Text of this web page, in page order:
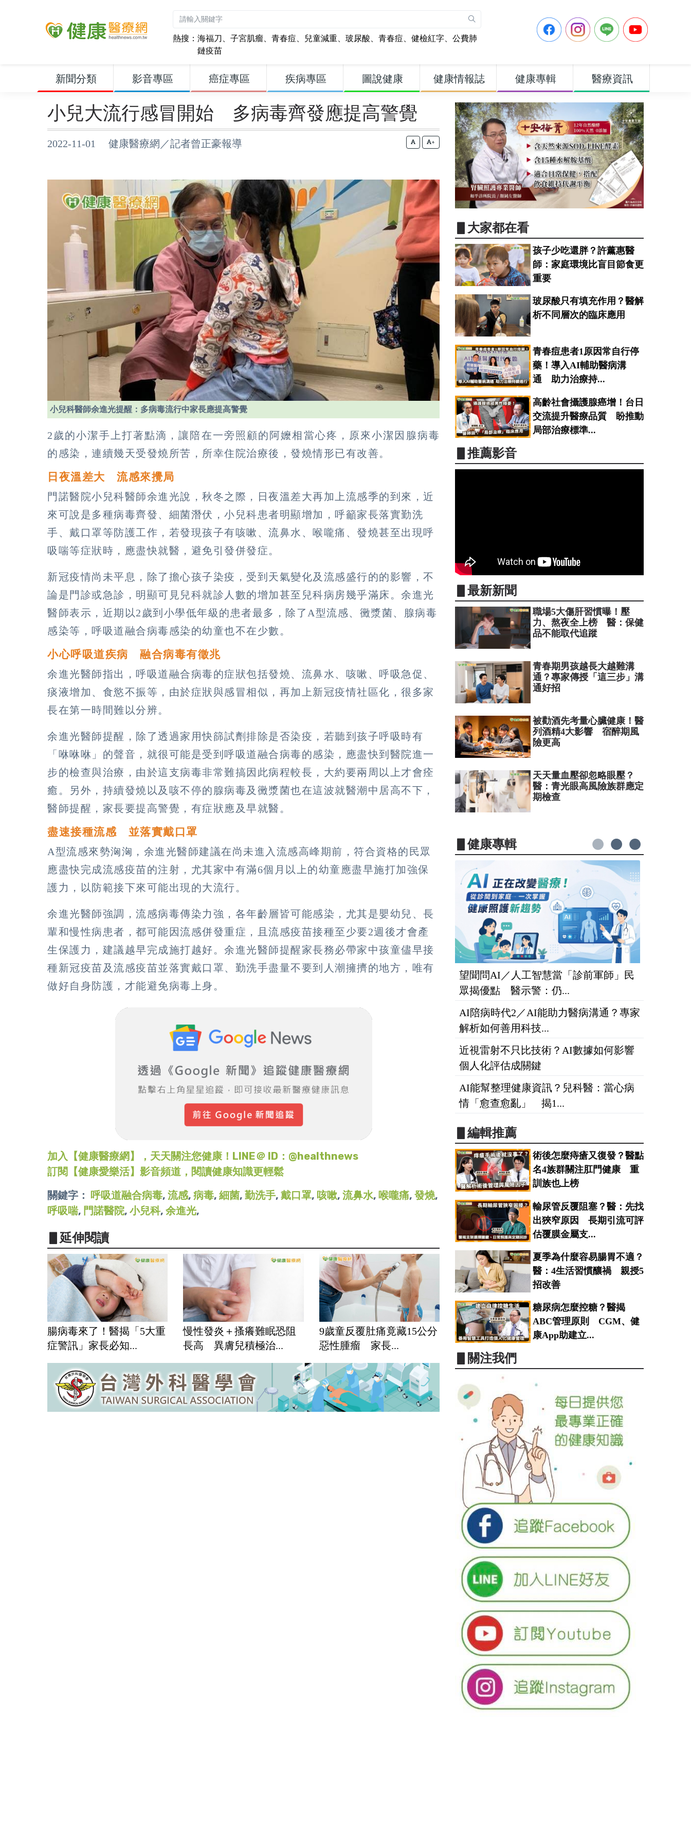
熱搜： 海福刀 、 子宮肌瘤、 青春痘、 兒童減重、 玻尿酸、 青春痘、 健檢紅字、 公費肺
鏈疫苗
新聞分類 影音專區 癌症專區 疾病專區 圖說健康 健康情報誌 健康專輯 醫療資訊
小兒大流行感冒開始 多病毒齊發應提高警覺
2022-11-01 健康醫療網／記者曾正豪報導 +
小兒科醫師余進光提醒：多病毒流行中家長應提高警覺
2歲的小潔手上打著點滴，讓陪在一旁照顧的阿嬤相當心疼，原來小潔因腺病毒
的感染，連續幾天受發燒所苦，所幸住院治療後，發燒情形已有改善。
日夜溫差大 流感來攪局
門諾醫院小兒科醫師余進光說，秋冬之際，日夜溫差大再加上流感季的到來，近
來可說是多種病毒齊發、細菌潛伏，小兒科患者明顯增加，呼籲家長落實勤洗
手、戴口罩等防護工作，若發現孩子有咳嗽、流鼻水、喉嚨痛、發燒甚至出現呼
吸喘等症狀時，應盡快就醫，避免引發併發症。
新冠疫情尚未平息，除了擔心孩子染疫，受到天氣變化及流感盛行的的影響，不
論是門診或急診，明顯可見兒科就診人數的增加甚至兒科病房幾乎滿床。余進光
醫師表示，近期以2歲到小學低年級的患者最多，除了A型流感、黴漿菌、腺病毒
感染等，呼吸道融合病毒感染的幼童也不在少數。
小心呼吸道疾病 融合病毒有徵兆
余進光醫師指出，呼吸道融合病毒的症狀包括發燒、流鼻水、咳嗽、呼吸急促、
痰液增加、食慾不振等，由於症狀與感冒相似，再加上新冠疫情社區化，很多家
長在第一時間難以分辨。
余進光醫師提醒，除了透過家用快篩試劑排除是否染疫，若聽到孩子呼吸時有
「咻咻咻」的聲音，就很可能是受到呼吸道融合病毒的感染，應盡快到醫院進一
步的檢查與治療，由於這支病毒非常難搞因此病程較長，大約要兩周以上才會痊
癒。另外，持續發燒以及咳不停的腺病毒及黴漿菌也在這波就醫潮中居高不下，
醫師提醒，家長要提高警覺，有症狀應及早就醫。
盡速接種流感 並落實戴口罩
A型流感來勢洶洶，余進光醫師建議在尚未進入流感高峰期前，符合資格的民眾
應盡快完成流感疫苗的注射，尤其家中有滿6個月以上的幼童應盡早施打加強保
護力，以防範接下來可能出現的大流行。
余進光醫師強調，流感病毒傳染力強，各年齡層皆可能感染，尤其是嬰幼兒、長
輩和慢性病患者，都可能因流感併發重症，且流感疫苗接種至少要2週後才會產
生保護力，建議越早完成施打越好。余進光醫師提醒家長務必帶家中孩童儘早接
種新冠疫苗及流感疫苗並落實戴口罩、勤洗手盡量不要到人潮擁擠的地方，唯有
做好自身防護，才能避免病毒上身。
加入【健康醫療網】，天天關注您健康！LINE＠ ID：@healthnews
訂閱【健康愛樂活】影音頻道，閱讀健康知識更輕鬆
關鍵字： 呼吸道融合病毒, 流感, 病毒, 細菌, 勤洗手, 戴口罩, 咳嗽, 流鼻水, 喉嚨痛, 發燒,
呼吸喘, 門諾醫院, 小兒科, 余進光,
▋延伸閱讀
腸病毒來了！醫揭「5大重
症警訊」家長必知...
慢性發炎＋搔癢難眠恐阻
長高 異膚兒積極治...
9歲童反覆肚痛竟藏15公分
惡性腫瘤 家長...
▋大家都在看
孩子少吃還胖？許薰惠醫
師：家庭環境比盲目節食更
重要
玻尿酸只有填充作用？醫解
析不同層次的臨床應用
青春痘患者1原因常自行停
藥！導入AI輔助醫病溝
通 助力治療持...
高齡社會攝護腺癌增！台日
交流提升醫療品質 盼推動
局部治療標準...
▋推薦影音
▋最新新聞
職場5大傷肝習慣曝！壓
力、熬夜全上榜 醫：保健
品不能取代追蹤
青春期男孩越長大越難溝
通？專家傳授「這三步」溝
通好招
被勸酒先考量心臟健康！醫
列酒精4大影響 宿醉期風
險更高
天天量血壓卻忽略眼壓？
醫：青光眼高風險族群應定
期檢查
▋健康專輯
望聞問AI／人工智慧當「診前軍師」民
眾揭優點 醫示警：仍...
AI陪病時代2／AI能助力醫病溝通？專家
解析如何善用科技...
近視雷射不只比技術？AI數據如何影響
個人化評估成關鍵
AI能幫整理健康資訊？兒科醫：當心病
情「愈查愈亂」 揭1...
▋編輯推薦
術後怎麼痔瘡又復發？醫點
名4族群關注肛門健康 重
訓族也上榜
輸尿管反覆阻塞？醫：先找
出狹窄原因 長期引流可評
估覆膜金屬支...
夏季為什麼容易腸胃不適？
醫：4生活習慣釀禍 親授5
招改善
糖尿病怎麼控糖？醫揭
ABC管理原則 CGM、健
康App助建立...
▋關注我們